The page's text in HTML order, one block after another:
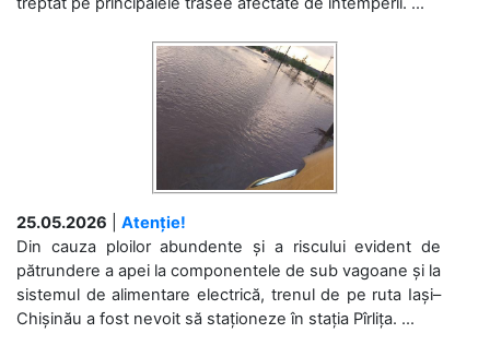
25.05.2026
Atenție!
Din cauza ploilor abundente și a riscului evident de
pătrundere a apei la componentele de sub vagoane și la
sistemul de alimentare electrică, trenul de pe ruta Iași–
Chișinău a fost nevoit să staționeze în stația Pîrlița. ...